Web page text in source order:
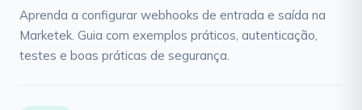
Aprenda a configurar webhooks de entrada e saída na
Marketek. Guia com exemplos práticos, autenticação,
testes e boas práticas de segurança.